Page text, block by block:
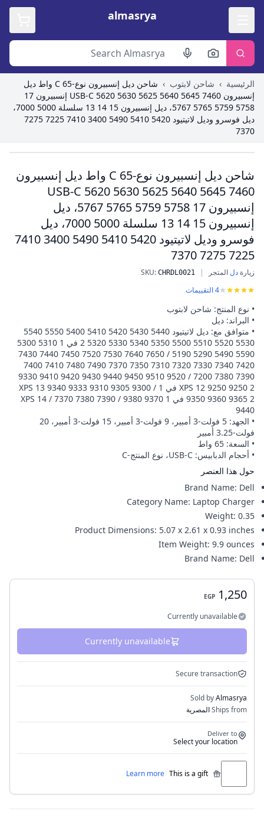
almasrya
الرئيسية › شاحن لابتوب ›
شاحن ديل إنسبيرون نوع-C 65 واط ديل
إنسبيرون USB-C 5620 5630 5625 5640 5645 7460 إنسبيرون 17
5758 5759 5765 5767، ديل إنسبيرون 15 14 13 سلسلة 5000 7000،
ديل فوسرو وديل لاتيتيود 5420 5410 5490 3400 7410 7225 7275
7370
شاحن ديل إنسبيرون نوع-C 65 واط ديل إنسبيرون
USB-C 5620 5630 5625 5640 5645 7460
إنسبيرون 17 5758 5759 5765 5767، ديل
إنسبيرون 15 14 13 سلسلة 5000 7000، ديل
فوسرو وديل لاتيتيود 5420 5410 5490 3400 7410
7225 7275 7370
شاحن ديل إنسبيرون نوع-C 65 واط ديل إنسبيرون USB-C 5620 5630 5625 5640 5645 7460 إنسبيرون 17 5758 5759 5765 5767، ديل إنسبيرون 15 14 13 سلسلة 5000 7000، ديل فوسرو وديل لاتيتيود 5420 5410 5490 3400 7410 7225 7275 7370
زيارةدلالمتجر |
SKU: CHRDL0021
4التقييمات
• نوع المنتج: شاحن لابتوب
• البراند: ديل
• متوافق مع: ديل لاتيتيود 5440 5430 5420 5410 5400 5550 5540
5530 5520 5510 5500 5350 5340 5330 5320 2 في 1 5310 5300
5590 5490 5290 5190 / 7650 7640 7530 7520 7450 7440 7430
7420 7340 7330 7320 7310 7350 7370 7490 7480 7410 7400
7390 7380 7200 / 9520 9510 9450 9440 9430 9420 9410 9330
XPS 12 9250 9250 2 في 1 / XPS 13 9340 9333 9310 9305 9300
9350 9360 9365 2 في 1 9370 9380 / 7390 7380 7370 / XPS 14
9440
• الجهد: 5 فولت-3 أمبير، 9 فولت-3 أمبير، 15 فولت-3 أمبير، 20
فولت-3.25 أمبير
• السعة: 65 واط
• أحجام الدبابيس: USB-C، نوع المنتج-C
حول هذا العنصر
Brand Name: Dell
Category Name: Laptop Charger
Weight: 0.35
Product Dimensions: 5.07 x 2.61 x 0.93 inches
Item Weight: 9.9 ounces
Brand Name: Dell
1,250
EGP
Currently unavailable
Currently unavailable
Secure transaction
Sold byAlmasrya
Ships fromالمصرية
Deliver to
Select your location
This is a gift
Learn more